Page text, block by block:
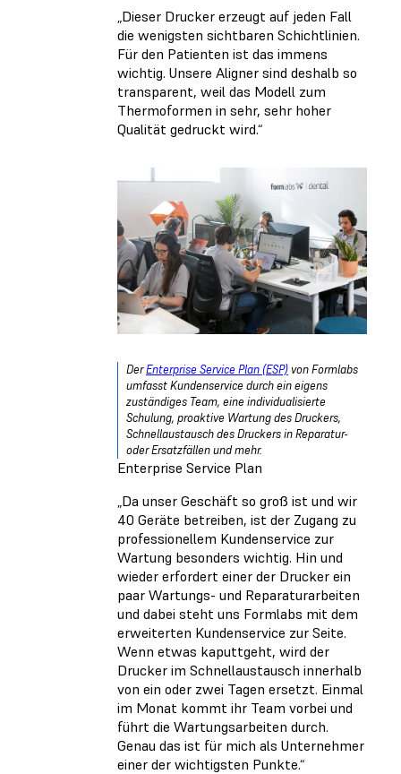
„Dieser Drucker erzeugt auf jeden Fall
die wenigsten sichtbaren Schichtlinien.
Für den Patienten ist das immens
wichtig. Unsere Aligner sind deshalb so
transparent, weil das Modell zum
Thermoformen in sehr, sehr hoher
Qualität gedruckt wird.“
DerEnterprise Service Plan (ESP) von Formlabs
umfasst Kundenservice durch ein eigens
zuständiges Team, eine individualisierte
Schulung, proaktive Wartung des Druckers,
Schnellaustausch des Druckers in Reparatur-
oder Ersatzfällen und mehr.
Enterprise Service Plan
„Da unser Geschäft so groß ist und wir
40 Geräte betreiben, ist der Zugang zu
professionellem Kundenservice zur
Wartung besonders wichtig. Hin und
wieder erfordert einer der Drucker ein
paar Wartungs- und Reparaturarbeiten
und dabei steht uns Formlabs mit dem
erweiterten Kundenservice zur Seite.
Wenn etwas kaputtgeht, wird der
Drucker im Schnellaustausch innerhalb
von ein oder zwei Tagen ersetzt. Einmal
im Monat kommt ihr Team vorbei und
führt die Wartungsarbeiten durch.
Genau das ist für mich als Unternehmer
einer der wichtigsten Punkte.“